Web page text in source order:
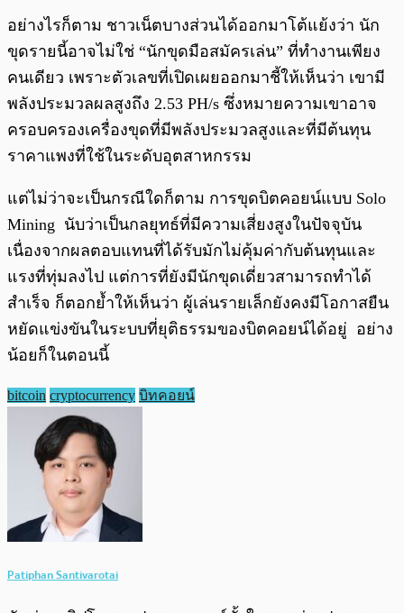
อย่างไรก็ตาม ชาวเน็ตบางส่วนได้ออกมาโต้แย้งว่า นัก
ขุดรายนี้อาจไม่ใช่ “นักขุดมือสมัครเล่น” ที่ทำงานเพียง
คนเดียว เพราะตัวเลขที่เปิดเผยออกมาชี้ให้เห็นว่า เขามี
พลังประมวลผลสูงถึง 2.53 PH/s ซึ่งหมายความเขาอาจ
ครอบครองเครื่องขุดที่มีพลังประมวลสูงและที่มีต้นทุน
ราคาแพงที่ใช้ในระดับอุตสาหกรรม
แต่ไม่ว่าจะเป็นกรณีใดก็ตาม การขุดบิตคอยน์แบบ Solo
Mining นับว่าเป็นกลยุทธ์ที่มีความเสี่ยงสูงในปัจจุบัน
เนื่องจากผลตอบแทนที่ได้รับมักไม่คุ้มค่ากับต้นทุนและ
แรงที่ทุ่มลงไป แต่การที่ยังมีนักขุดเดี่ยวสามารถทำได้
สำเร็จ ก็ตอกย้ำให้เห็นว่า ผู้เล่นรายเล็กยังคงมีโอกาสยืน
หยัดแข่งขันในระบบที่ยุติธรรมของบิตคอยน์ได้อยู่ อย่าง
น้อยก็ในตอนนี้
bitcoin cryptocurrency บิทคอยน์
Patiphan Santivarotai